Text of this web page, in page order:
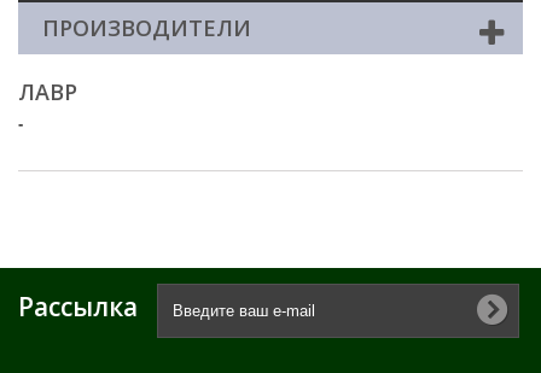
ПРОИЗВОДИТЕЛИ
ЛАВР
-
Рассылка